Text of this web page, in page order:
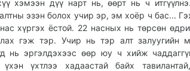
хэмээн дүү нарт нь, өөрт нь ч
эзэн болох учир эр, эм хоёр ч бас...
хүргэх ёстой. 22 насных нь төрсөн
гэж тэр. Учир нь тэр алт залуугийн
нь эргэлдэхээс өөр юу ч хийж
үхэн үхтлээ хадаастай байх